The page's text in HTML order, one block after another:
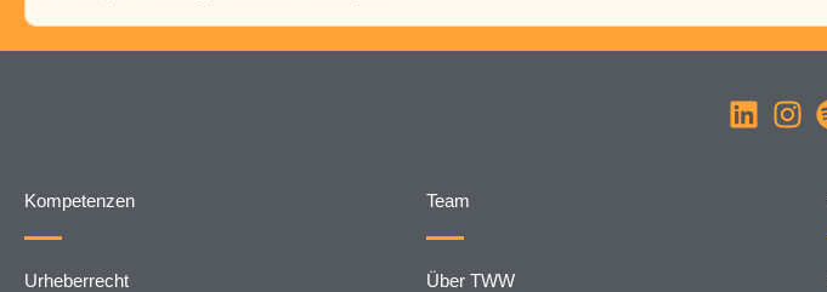
Kompetenzen
Urheberrecht
Team
Über TWW